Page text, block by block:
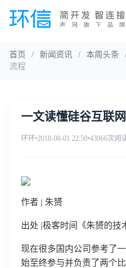
首页 / 新闻资讯 / 本周头条
流程
一文读懂硅谷互联
环环•2018-08-01 22:50•43066次阅
作者 | 朱赟
出处 |极客时间《朱赟的技
现在很多国内公司参考了
始至终参与并负责了两个